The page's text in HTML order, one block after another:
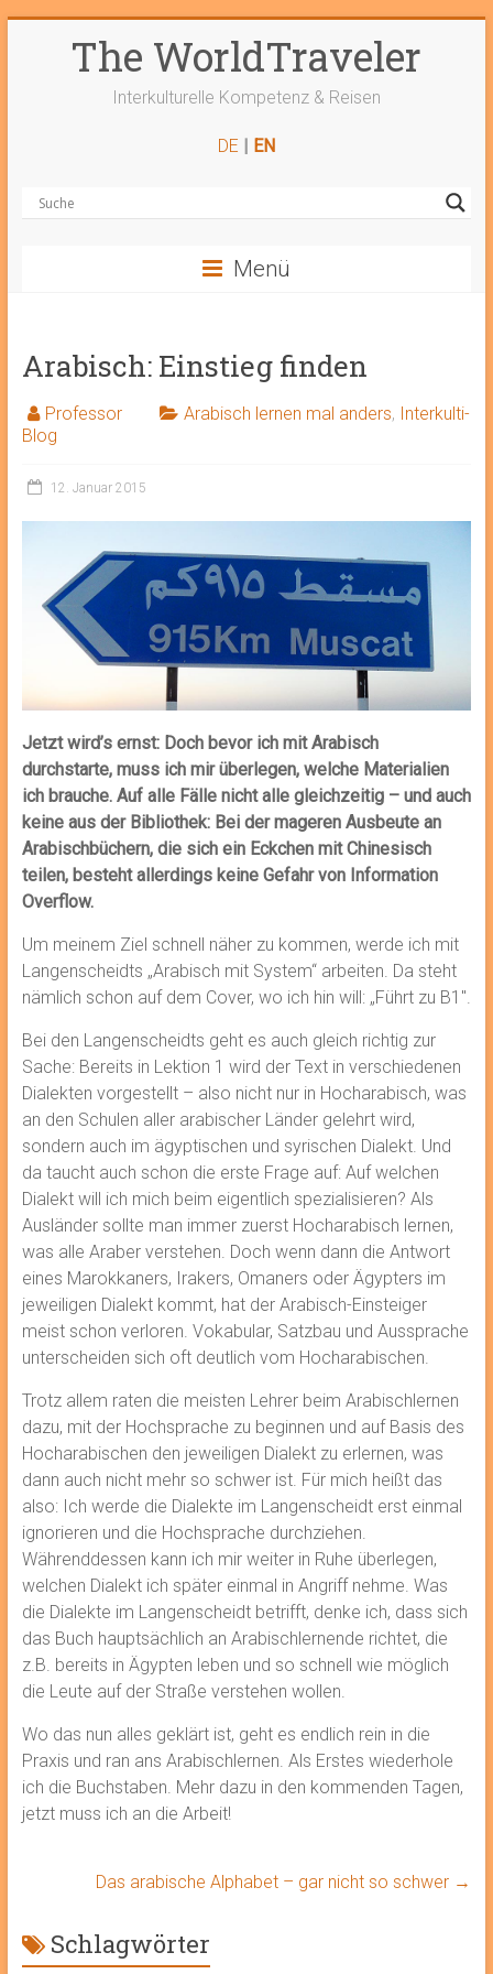
The WorldTraveler
Interkulturelle Kompetenz & Reisen
DE | EN
Menü
Arabisch: Einstieg finden
Professor Arabisch lernen mal anders, Interkulti-
Blog
12. Januar 2015
Jetzt wird’s ernst: Doch bevor ich mit Arabisch
durchstarte, muss ich mir überlegen, welche Materialien
ich brauche. Auf alle Fälle nicht alle gleichzeitig – und auch
keine aus der Bibliothek: Bei der mageren Ausbeute an
Arabischbüchern, die sich ein Eckchen mit Chinesisch
teilen, besteht allerdings keine Gefahr von Information
Overflow.
Um meinem Ziel schnell näher zu kommen, werde ich mit
Langenscheidts „Arabisch mit System“ arbeiten. Da steht
nämlich schon auf dem Cover, wo ich hin will: „Führt zu B1″.
Bei den Langenscheidts geht es auch gleich richtig zur
Sache: Bereits in Lektion 1 wird der Text in verschiedenen
Dialekten vorgestellt – also nicht nur in Hocharabisch, was
an den Schulen aller arabischer Länder gelehrt wird,
sondern auch im ägyptischen und syrischen Dialekt. Und
da taucht auch schon die erste Frage auf: Auf welchen
Dialekt will ich mich beim eigentlich spezialisieren? Als
Ausländer sollte man immer zuerst Hocharabisch lernen,
was alle Araber verstehen. Doch wenn dann die Antwort
eines Marokkaners, Irakers, Omaners oder Ägypters im
jeweiligen Dialekt kommt, hat der Arabisch-Einsteiger
meist schon verloren. Vokabular, Satzbau und Aussprache
unterscheiden sich oft deutlich vom Hocharabischen.
Trotz allem raten die meisten Lehrer beim Arabischlernen
dazu, mit der Hochsprache zu beginnen und auf Basis des
Hocharabischen den jeweiligen Dialekt zu erlernen, was
dann auch nicht mehr so schwer ist. Für mich heißt das
also: Ich werde die Dialekte im Langenscheidt erst einmal
ignorieren und die Hochsprache durchziehen.
Währenddessen kann ich mir weiter in Ruhe überlegen,
welchen Dialekt ich später einmal in Angriff nehme. Was
die Dialekte im Langenscheidt betrifft, denke ich, dass sich
das Buch hauptsächlich an Arabischlernende richtet, die
z.B. bereits in Ägypten leben und so schnell wie möglich
die Leute auf der Straße verstehen wollen.
Wo das nun alles geklärt ist, geht es endlich rein in die
Praxis und ran ans Arabischlernen. Als Erstes wiederhole
ich die Buchstaben. Mehr dazu in den kommenden Tagen,
jetzt muss ich an die Arbeit!
Das arabische Alphabet – gar nicht so schwer →
Schlagwörter